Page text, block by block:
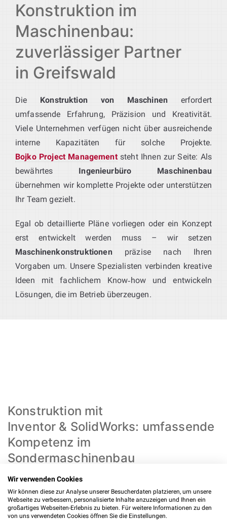
Konstruktion im
Maschinenbau:
zuverlässiger Partner
in Greifswald
Die Konstruktion von Maschinen erfordert
umfassende Erfahrung, Präzision und Kreativität.
Viele Unternehmen verfügen nicht über ausreichende
interne Kapazitäten für solche Projekte.
Bojko Project Managementsteht Ihnen zur Seite: Als
bewährtes Ingenieurbüro Maschinenbau
übernehmen wir komplette Projekte oder unterstützen
Ihr Team gezielt.
Egal ob detaillierte Pläne vorliegen oder ein Konzept
erst entwickelt werden muss – wir setzen
Maschinenkonstruktionen präzise nach Ihren
Vorgaben um. Unsere Spezialisten verbinden kreative
Ideen mit fachlichem Know‑how und entwickeln
Lösungen, die im Betrieb überzeugen.
Konstruktion mit
Inventor & SolidWorks: umfassende
Kompetenz im
Sondermaschinenbau
UnsereKonstruktionsleistungen
Maschinenbau ab. Wir planenEinzelteilkonstruktionen
fertigenBaugruppenkonstruktionen, entwickeln Varianten
Wir verwenden Cookies
Wir können diese zur Analyse unserer Besucherdaten platzieren, um unsere
Webseite zu verbessern, personalisierte Inhalte anzuzeigen und Ihnen ein
großartiges Webseiten-Erlebnis zu bieten. Für weitere Informationen zu den
von uns verwendeten Cookies öffnen Sie die Einstellungen.